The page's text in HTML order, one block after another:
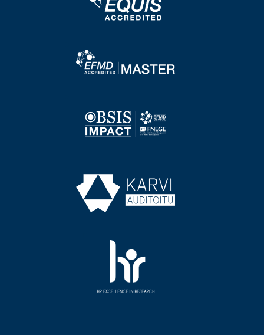
Image
Image
Image
Image